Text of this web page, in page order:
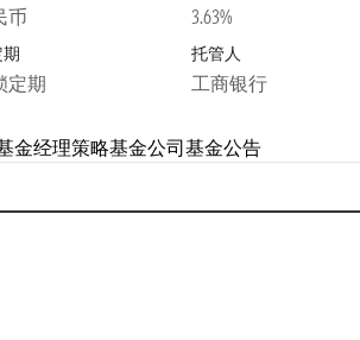
币 3.63%
定期
托管人
工商银行
金经理策略基金公司基金公告